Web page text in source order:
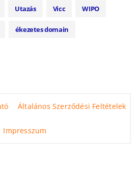
Utazás Vicc WIPO
ékezetes domain
Általános Szerződési Feltételek
Impresszum